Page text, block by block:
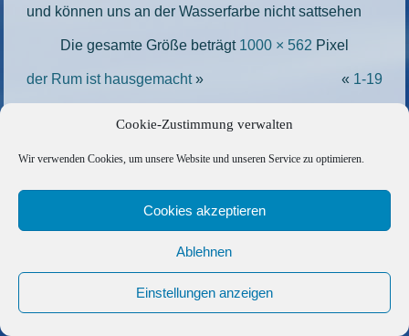
Cookie-Zustimmung verwalten
Wir verwenden Cookies, um unsere Website und unseren Service zu optimieren.
Cookies akzeptieren
Ablehnen
Einstellungen anzeigen
und können uns an der Wasserfarbe nicht sattsehen
Die gesamte Größe beträgt 1000 × 562 Pixel
der Rum ist hausgemacht» « 1-19
Copyright © 2026 Barfuss Segelreisen GmbH
Kontakt|Impressum|Datenschutz|Cookie-Richtlinie
AGB|Befreundete Links